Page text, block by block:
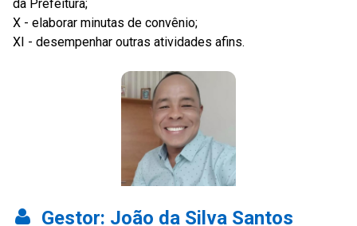
da Prefeitura;
X - elaborar minutas de convênio;
XI - desempenhar outras atividades afins.
Gestor: João da Silva Santos